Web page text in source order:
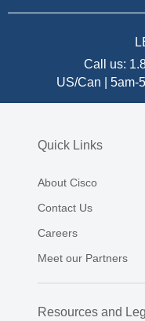
Call us:
US/Can | 5am-